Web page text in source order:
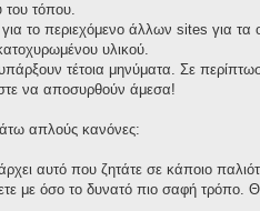
του τόπου.
για το περιεχόμενο άλλων sites για
υλικού.
τέτοια μηνύματα. Σε
να αποσυρθούν άμεσα!
απλούς κανόνες:
αυτό που ζητάτε σε κάποιο
με όσο το δυνατό πιο σαφή τρόπο.